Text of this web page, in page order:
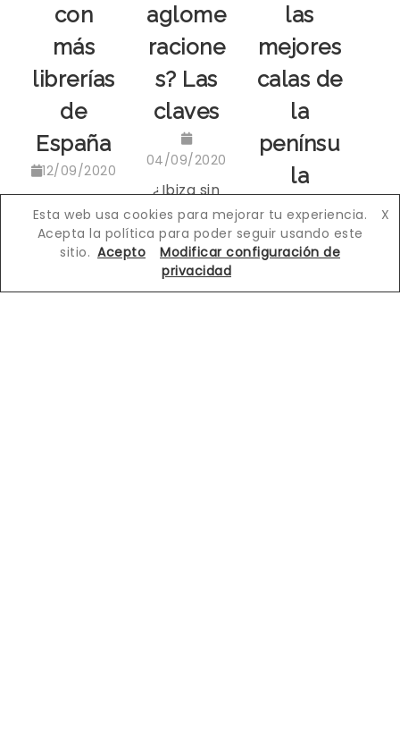
con
más
librerías
de
España
12/09/2020
Urueña: la
villa con
más
librerías de
aglome
racione
s? Las
claves
04/09/2020
¿Ibiza sin
aglomeraci
ones? Las
claves
para tu
viaje
las
mejores
calas de
la
penínsu
la
14/08/2020
Para
amantes
Esta web usa cookies para mejorar tu experiencia.
Acepta la política para poder seguir usando este
sitio.
X
Acepto
Modificar configuración de
privacidad